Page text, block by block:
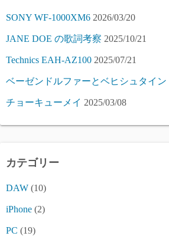
SONY WF-1000XM6 2026/03/20
JANE DOE の歌詞考察 2025/10/21
Technics EAH-AZ100 2025/07/21
ベーゼンドルファーとベヒシュタイン
チョーキューメイ 2025/03/08
カテゴリー
DAW (10)
iPhone (2)
PC (19)